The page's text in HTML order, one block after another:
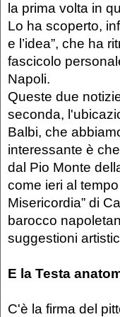
la prima volta in
Lo ha scoperto,
e l’idea”, che ha
fascicolo
Napoli.
Queste due
seconda,
Balbi, che
interessante è
dal Pio Monte
come ieri al
Misericordia” di
barocco
suggestioni
E la Testa
C'è la firma del